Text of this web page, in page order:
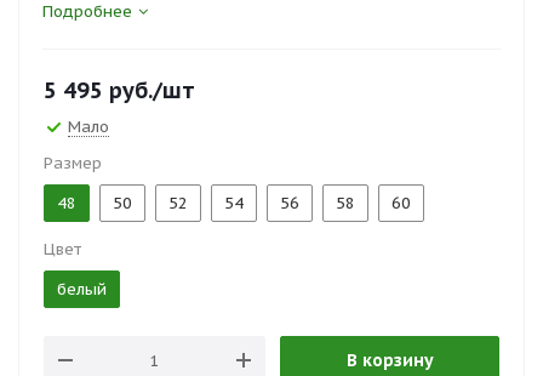
рукавами с разрезами в боковом шве.
Подробнее
5 495 руб./шт
Мало
Размер
48
50 52 54 56 58 60
Цвет
белый
В корзину